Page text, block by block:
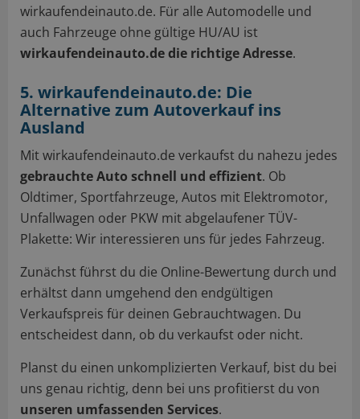
wirkaufendeinauto.de. Für alle Automodelle und
auch Fahrzeuge ohne gültige HU/AU ist
wirkaufendeinauto.de die richtige Adresse.
5. wirkaufendeinauto.de: Die
Alternative zum Autoverkauf ins
Ausland
Mit wirkaufendeinauto.de verkaufst du nahezu jedes
gebrauchte Auto schnell und effizient. Ob
Oldtimer, Sportfahrzeuge, Autos mit Elektromotor,
Unfallwagen oder PKW mit abgelaufener TÜV-
Plakette: Wir interessieren uns für jedes Fahrzeug.
Zunächst führst du die Online-Bewertung durch und
erhältst dann umgehend den endgültigen
Verkaufspreis für deinen Gebrauchtwagen. Du
entscheidest dann, ob du verkaufst oder nicht.
Planst du einen unkomplizierten Verkauf, bist du bei
uns genau richtig, denn bei uns profitierst du von
unseren umfassenden Services.